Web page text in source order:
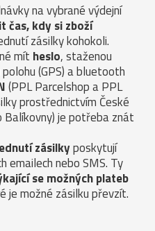
na vybrané výdejní
čas, kdy si zboží
zásilky kohokoli.
mít heslo, staženou
(GPS) a bluetooth
(PPL Parcelshop a PPL
prostřednictvím České
je potřeba znát
zásilkyposkytují
emailech nebo SMS. Ty
se možných plateb
je možné zásilku převzít.